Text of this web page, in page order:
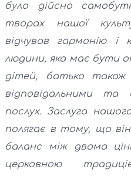
було дійсно
творах нашої
відчував гармонію
людини, яка має бути
дітей, батько
відповідальними
послух. Заслуга
полягає в тому, що
баланс між двома
церковною